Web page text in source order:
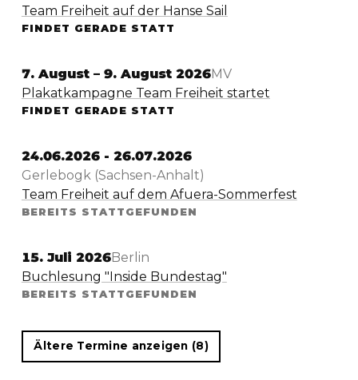
Team Freiheit auf der Hanse Sail
FINDET GERADE STATT
7. August – 9. August 2026MV
Plakatkampagne Team Freiheit startet
FINDET GERADE STATT
24.06.2026 - 26.07.2026
Gerlebogk (Sachsen-Anhalt)
Team Freiheit auf dem Afuera-Sommerfest
BEREITS STATTGEFUNDEN
15. Juli 2026Berlin
Buchlesung "Inside Bundestag"
BEREITS STATTGEFUNDEN
Ältere Termine anzeigen (8)